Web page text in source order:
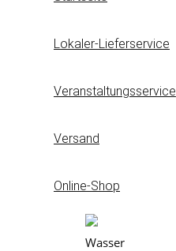
Lokaler-Lieferservice
Veranstaltungsservice
Versand
Online-Shop